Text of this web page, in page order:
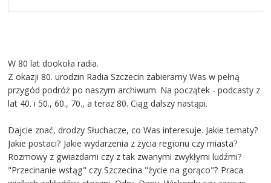
W 80 lat dookoła radia.
Z okazji 80. urodzin Radia Szczecin zabieramy Was w pełną
przygód podróż po naszym archiwum. Na początek - podcasty z
lat 40. i 50., 60., 70., a teraz 80. Ciąg dalszy nastąpi.
Dajcie znać, drodzy Słuchacze, co Was interesuje. Jakie tematy?
Jakie postaci? Jakie wydarzenia z życia regionu czy miasta?
Rozmowy z gwiazdami czy z tak zwanymi zwykłymi ludźmi?
"Przecinanie wstąg" czy Szczecina "życie na gorąco"? Praca